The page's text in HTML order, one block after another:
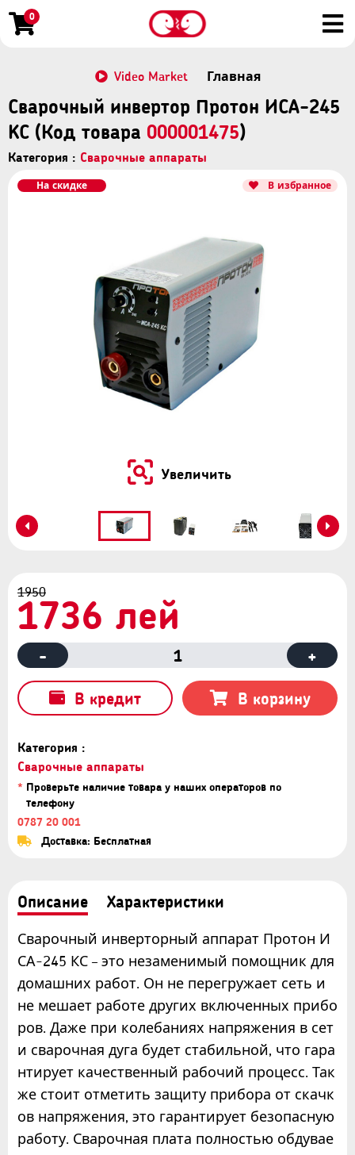
0
Video Market Главная
Сварочный инвертор Протон ИСА-245
KС (Код товара 000001475)
Категория : Сварочные аппараты
На скидке В избранное
Увеличить
Категория :
Сварочные аппараты
* Проверьте наличие товара у наших операторов по
телефону
0787 20 001
Доставка: Бесплатная
1950
1736 лей
- 1 +
В кредит В корзину
Описание Характеристики
Сварочный инверторный аппарат Протон И
СА-245 КС – это незаменимый помощник для
домашних работ. Он не перегружает сеть и
не мешает работе других включенных прибо
ров. Даже при колебаниях напряжения в сет
и сварочная дуга будет стабильной, что гара
нтирует качественный рабочий процесс. Так
же стоит отметить защиту прибора от скачк
ов напряжения, это гарантирует безопасную
работу. Сварочная плата полностью обдувае